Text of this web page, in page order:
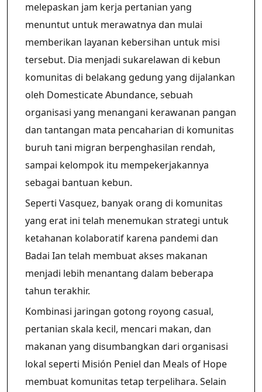
melepaskan jam kerja pertanian yang
menuntut untuk merawatnya dan mulai
memberikan layanan kebersihan untuk misi
tersebut. Dia menjadi sukarelawan di kebun
komunitas di belakang gedung yang dijalankan
oleh Domesticate Abundance, sebuah
organisasi yang menangani kerawanan pangan
dan tantangan mata pencaharian di komunitas
buruh tani migran berpenghasilan rendah,
sampai kelompok itu mempekerjakannya
sebagai bantuan kebun.
Seperti Vasquez, banyak orang di komunitas
yang erat ini telah menemukan strategi untuk
ketahanan kolaboratif karena pandemi dan
Badai Ian telah membuat akses makanan
menjadi lebih menantang dalam beberapa
tahun terakhir.
Kombinasi jaringan gotong royong casual,
pertanian skala kecil, mencari makan, dan
makanan yang disumbangkan dari organisasi
lokal seperti Misión Peniel dan Meals of Hope
membuat komunitas tetap terpelihara. Selain